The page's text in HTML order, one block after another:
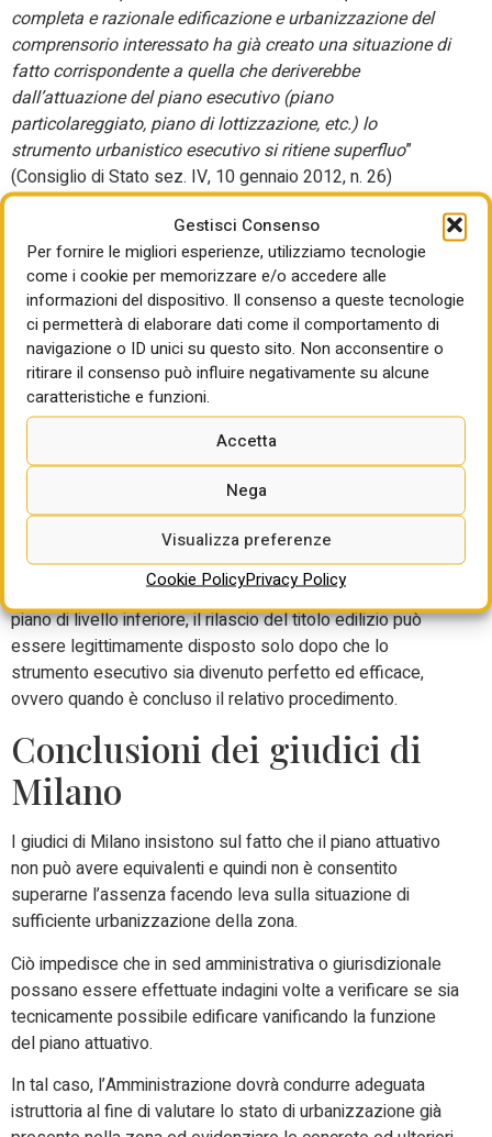
Gestisci Consenso
Per fornire le migliori esperienze, utilizziamo tecnologie
come i cookie per memorizzare e/o accedere alle
informazioni del dispositivo. Il consenso a queste tecnologie
ci permetterà di elaborare dati come il comportamento di
navigazione o ID unici su questo sito. Non acconsentire o
ritirare il consenso può influire negativamente su alcune
caratteristiche e funzioni.
Accetta
Nega
Visualizza preferenze
Cookie PolicyPrivacy Policy
completa e razionale edificazione e urbanizzazione del
comprensorio interessato ha già creato una situazione di
fatto corrispondente a quella che deriverebbe
dall’attuazione del piano esecutivo (piano
particolareggiato, piano di lottizzazione, etc.) lo
strumento urbanistico esecutivo si ritiene superfluo”
(Consiglio di Stato sez. IV, 10 gennaio 2012, n. 26)
In casi del genere il Comune non può pretendere di
subordinare il rilascio del titolo edilizio alla predisposizione
di un piano di lottizzazione, anche se astrattamente
previsto dallo strumento generale.
3° caso Zone intermedie
Nelle situazioni intermedie, nelle quali il territorio risulti già,
più o meno intensamente urbanizzato, la giurisprudenza
amministrativa ha adottato soluzioni più rigorose, ritenendo
che il piano attuativo sia strumento indispensabile per
l’ordinato assetto del territorio, stante il chiaro tenore
dell’art. 9, comma 2, D.P.R. 380/2001, che costituisce
regola generale ed imperativa in materia del governo del
territorio, quando lo strumento urbanistico generale
prevede che la situazione debba aver luogo mediante un
piano di livello inferiore, il rilascio del titolo edilizio può
essere legittimamente disposto solo dopo che lo
strumento esecutivo sia divenuto perfetto ed efficace,
ovvero quando è concluso il relativo procedimento.
Conclusioni dei giudici di
Milano
I giudici di Milano insistono sul fatto che il piano attuativo
non può avere equivalenti e quindi non è consentito
superarne l’assenza facendo leva sulla situazione di
sufficiente urbanizzazione della zona.
Ciò impedisce che in sed amministrativa o giurisdizionale
possano essere effettuate indagini volte a verificare se sia
tecnicamente possibile edificare vanificando la funzione
del piano attuativo.
In tal caso, l’Amministrazione dovrà condurre adeguata
istruttoria al fine di valutare lo stato di urbanizzazione già